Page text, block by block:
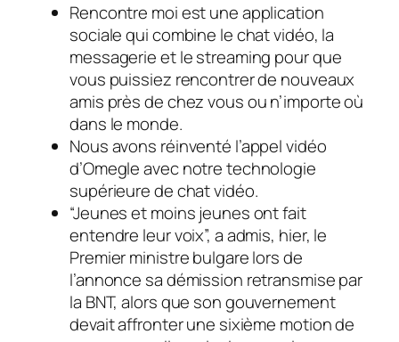
Rencontre moi est une application
sociale qui combine le chat vidéo, la
messagerie et le streaming pour que
vous puissiez rencontrer de nouveaux
amis près de chez vous ou n’importe où
dans le monde.
Nous avons réinventé l’appel vidéo
d’Omegle avec notre technologie
supérieure de chat vidéo.
“Jeunes et moins jeunes ont fait
entendre leur voix”, a admis, hier, le
Premier ministre bulgare lors de
l’annonce sa démission retransmise par
la BNT, alors que son gouvernement
devait affronter une sixième motion de